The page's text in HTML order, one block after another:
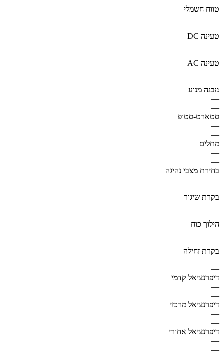
טווח חשמלי
—
—
טעינה DC
—
—
טעינה AC
—
—
מבנה מנוע
—
—
סטארט-סטופ
—
—
מתלים
—
—
בחירת מצבי נהיגה
—
—
בקרת שיגור
—
—
הילוך כוח
—
—
בקרת זחילה
—
—
דיפרנציאל קדמי
—
—
דיפרנציאל מרכזי
—
—
דיפרנציאל אחורי
—
—